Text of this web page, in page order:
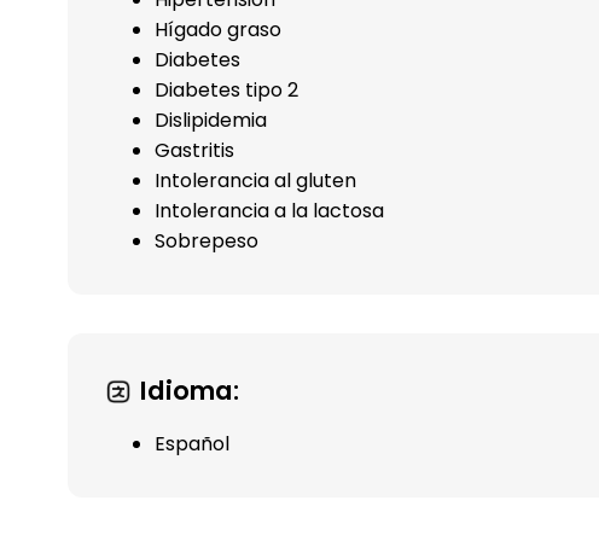
Hígado graso
Diabetes
Diabetes tipo 2
Dislipidemia
Gastritis
Intolerancia al gluten
Intolerancia a la lactosa
Sobrepeso
Idioma:
Español